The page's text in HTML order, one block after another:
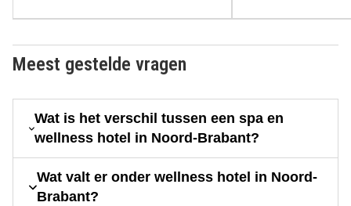
Meest gestelde vragen
Wat is het verschil tussen een spa en
wellness hotel in Noord-Brabant?
Wat valt er onder wellness hotel in Noord-
Brabant?